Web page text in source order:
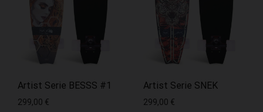
Artist Serie BESSS #1
299,00 €
Artist Serie SNEK
299,00 €